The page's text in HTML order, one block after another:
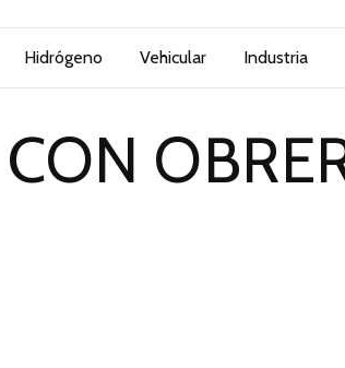
Hidrógeno Vehicular Industria